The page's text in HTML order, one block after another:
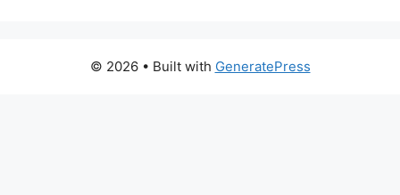
© 2026 • Built with GeneratePress